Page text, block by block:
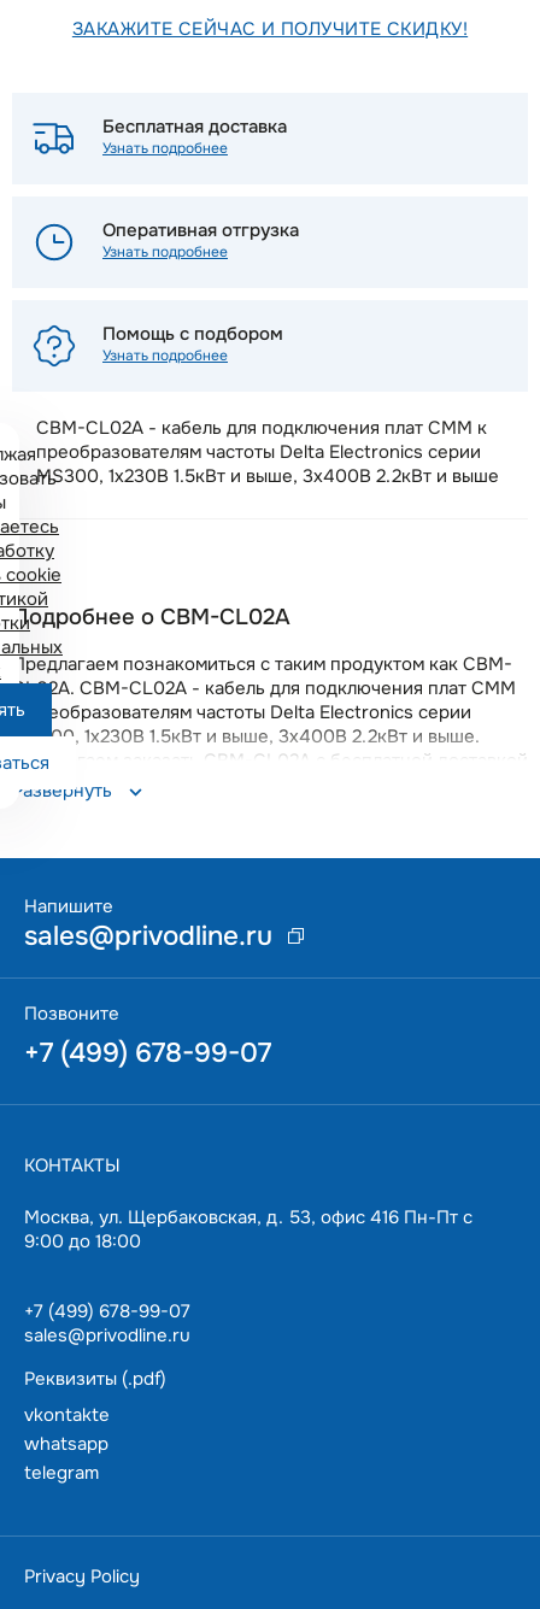
CBM-CL02A - кабель для подключения плат CMM к
преобразователям частоты Delta Electronics серии
MS300, 1х230В 1.5кВт и выше, 3х400В 2.2кВт и выше
ЗАКАЖИТЕ СЕЙЧАС И ПОЛУЧИТЕ СКИДКУ!
Бесплатная доставка
Узнать подробнее
Оперативная отгрузка
Узнать подробнее
Помощь с подбором
Узнать подробнее
Подробнее о CBM-CL02A
Предлагаем познакомиться с таким продуктом как CBM-
CL02A. CBM-CL02A - кабель для подключения плат CMM
к преобразователям частоты Delta Electronics серии
MS300, 1х230В 1.5кВт и выше, 3х400В 2.2кВт и выше.
Предлагаем заказать CBM-CL02A с бесплатной доставкой
по всей России. Вы получите качественный прибор с
гарантией 18 месяцев. Данная позиция поддерживается
возникающие вопросы.
Развернуть
cookie
варианты решения.
Ценим ваше время — подберем и доставим в
пределах Москвы
Напишите
sales@privodline.ru
Позвоните
+7 (499) 678-99-07
КОНТАКТЫ
Москва, ул. Щербаковская, д. 53, офис 416 Пн-Пт с
9:00 до 18:00
+7 (499) 678-99-07
sales@privodline.ru
Реквизиты (.pdf)
vkontakte
whatsapp
telegram
Privacy Policy